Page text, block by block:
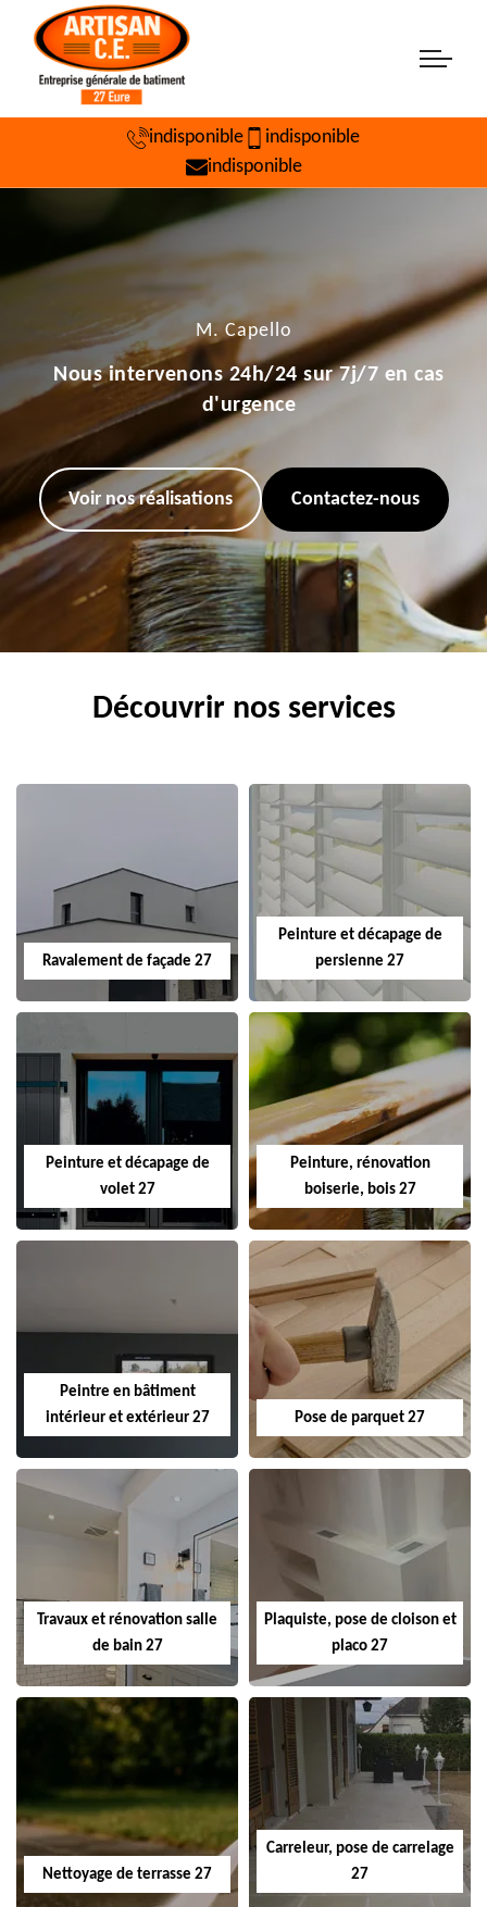
indisponible
indisponible
indisponible
M. Capello
Nous intervenons 24h/24 sur 7j/7 en cas
d'urgence
Voir nos réalisations Contactez-nous
Découvrir nos services
Ravalement de façade 27
Peinture et décapage de
persienne 27
Peinture et décapage de
volet 27
Peinture, rénovation
boiserie, bois 27
Peintre en bâtiment
intérieur et extérieur 27
Pose de parquet 27
Travaux et rénovation salle
de bain 27
Plaquiste, pose de cloison et
placo 27
Nettoyage de terrasse 27
Carreleur, pose de carrelage
27